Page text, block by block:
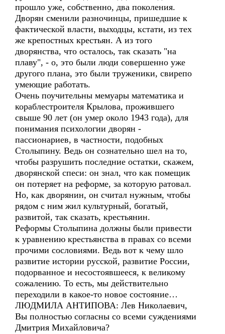
прошло уже, собственно, два поколения.
Дворян сменили разночинцы, пришедшие к
фактической власти, выходцы, кстати, из тех
же крепостных крестьян. А из того
дворянства, что осталось, так сказать "на
плаву", - о, это были люди совершенно уже
другого плана, это были труженики, свирепо
умеющие работать.
Очень поучительны мемуары математика и
кораблестроителя Крылова, прожившего
свыше 90 лет (он умер около 1943 года), для
понимания психологии дворян -
пассионариев, в частности, подобных
Столыпину. Ведь он сознательно шел на то,
чтобы разрушить последние остатки, скажем,
дворянской спеси: он знал, что как помещик
он потеряет на реформе, за которую ратовал.
Но, как дворянин, он считал нужным, чтобы
рядом с ним жил культурный, богатый,
развитой, так сказать, крестьянин.
Реформы Столыпина должны были привести
к уравнению крестьянства в правах со всеми
прочими сословиями. Ведь вот к чему шло
развитие истории русской, развитие России,
подорванное и несостоявшееся, к великому
сожалению. То есть, мы действительно
переходили в какое-то новое состояние…
ЛЮДМИЛА АНТИПОВА: Лев Николаевич,
Вы полностью согласны со всеми суждениями
Дмитрия Михайловича?